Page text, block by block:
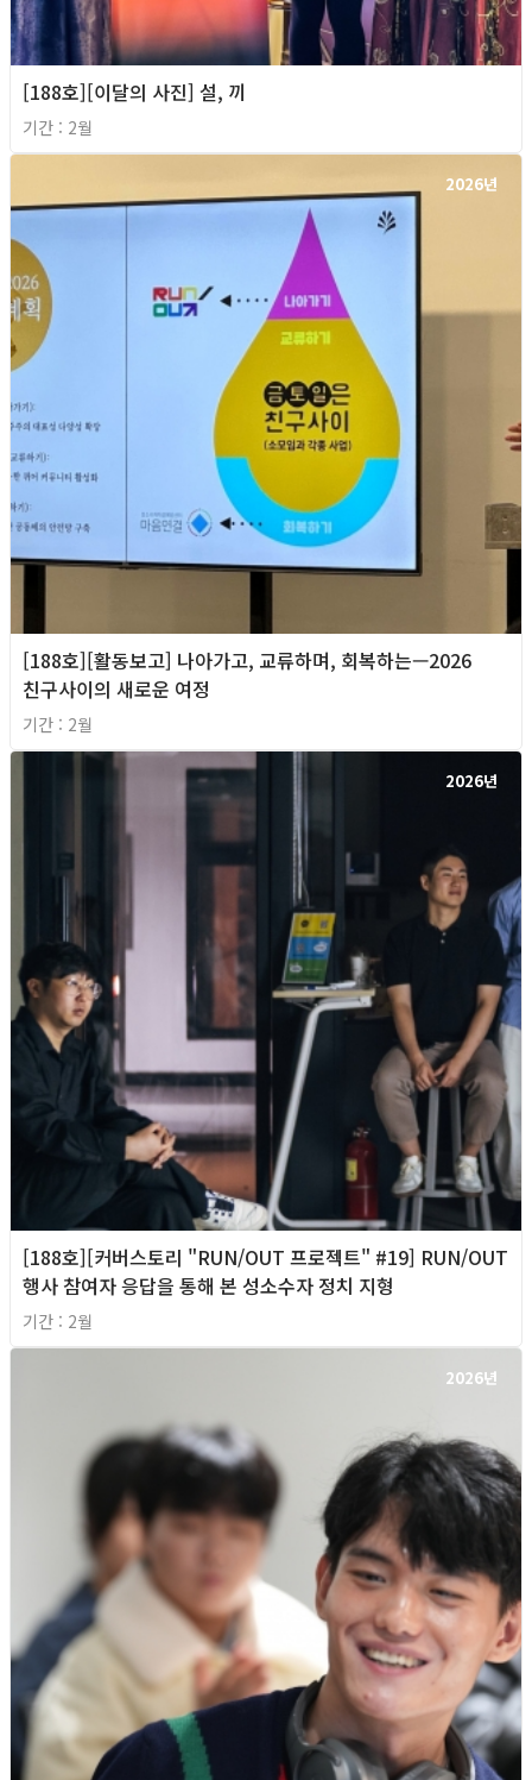
[188호][이달의 사진] 설, 끼
기간 : 2월
2026년
[188호][활동보고] 나아가고, 교류하며, 회복하는—2026
친구사이의 새로운 여정
기간 : 2월
2026년
[188호][커버스토리 "RUN/OUT 프로젝트" #19] RUN/OUT
행사 참여자 응답을 통해 본 성소수자 정치 지형
기간 : 2월
2026년